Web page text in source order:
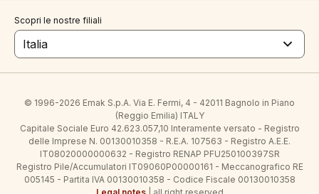
Scopri le nostre filiali
Italia
© 1996-2026 Emak S.p.A. Via E. Fermi, 4 - 42011 Bagnolo in Piano
(Reggio Emilia) ITALY
Capitale Sociale Euro 42.623.057,10 Interamente versato - Registro
delle Imprese N. 00130010358 - R.E.A. 107563 - Registro A.E.E.
IT08020000000632 - Registro RENAP PFU250100397SR
Registro Pile/Accumulatori IT09060P00000161 - Meccanografico RE
005145 - Partita IVA 00130010358 - Codice Fiscale 00130010358